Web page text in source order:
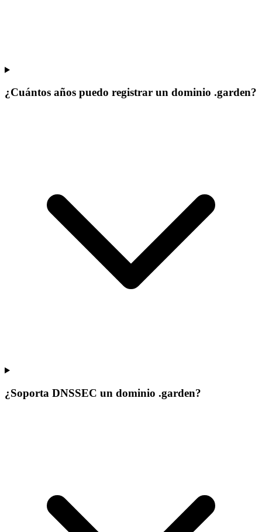
¿Cuántos años puedo registrar un dominio .garden?
¿Soporta DNSSEC un dominio .garden?